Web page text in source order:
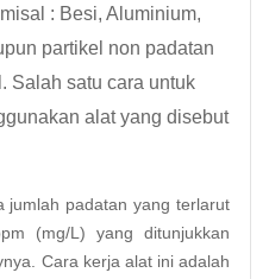
: Besi, Aluminium,
partikel non padatan
Salah satu cara untuk
alat yang disebut
jumlah padatan yang terlarut
(mg/L) yang ditunjukkan
Cara kerja alat ini adalah